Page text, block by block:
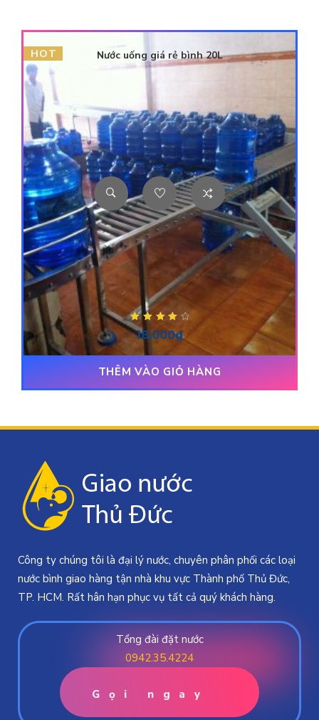
HOT Nước uống giá rẻ bình 20L
Được xếp
hạng4.005
18,000₫
THÊM VÀO GIỎ HÀNG
Công ty chúng tôi là đại lý nước, chuyên phân phối các loại
nước bình giao hàng tận nhà khu vực Thành phố Thủ Đức,
TP. HCM. Rất hân hạn phục vụ tất cả quý khách hàng.
Tổng đài đặt nước
0942.35.4224
Gọi ngay